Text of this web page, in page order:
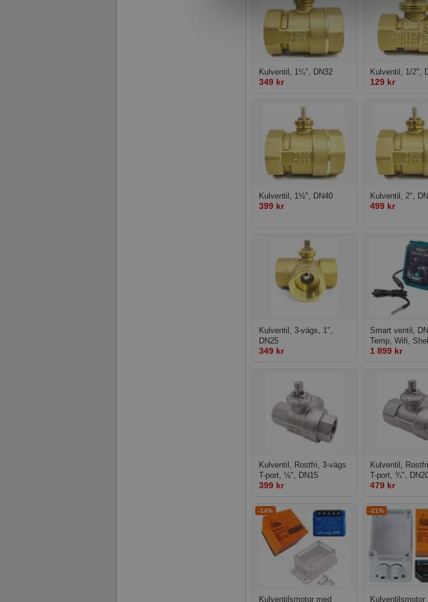
Kulventil, 1¼", DN32
349 kr
Kulventil, 1/2",
129 kr
Kulventil, 1½", DN40
399 kr
Kulventil, 2",
499 kr
Kulventil, 3-vägs, 1",
DN25
349 kr
Smart ventil,
Temp, Wifi,
Valve
1 899 kr
Kulventil, Rostfri, 3-vägs
T-port, ½", DN15
399 kr
Kulventil,
T-port, ¾",
479 kr
-14%
Kulventilsmotor med
-21%
Kulventilsmotor